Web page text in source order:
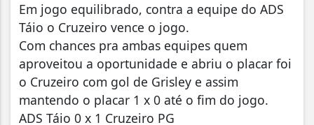
Em jogo equilibrado, contra a equipe do ADS
Táio o Cruzeiro vence o jogo.
Com chances pra ambas equipes quem
aproveitou a oportunidade e abriu o placar foi
o Cruzeiro com gol de Grisley e assim
mantendo o placar 1 x 0 até o fim do jogo.
ADS Táio 0 x 1 Cruzeiro PG